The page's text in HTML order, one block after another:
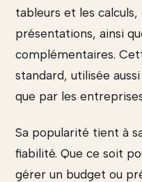
tableurs et les
présentations, ainsi
complémentaires.
standard, utilisée
que par les
Sa popularité tient à
fiabilité. Que ce soit
gérer un budget ou